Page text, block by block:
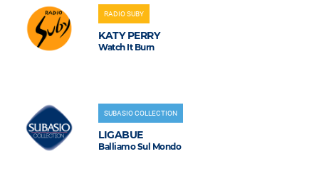
RADIO SUBY
KATY PERRY
Watch It Burn
SUBASIO COLLECTION
LIGABUE
Balliamo Sul Mondo